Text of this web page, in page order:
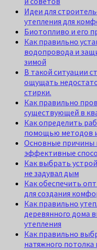
Идеи для
утепления для
Биотопливо и его
Как правильно
водопровода и
зимой
В такой ситуации
ощущать
стирки.
Как правильно
существующей в
Как определить
помощью методов
Основные причины
эффективные
Как выбрать
не задувал дым
Как обеспечить
для создания
Как правильно
деревянного дома
утепления
Как правильно
натяжного